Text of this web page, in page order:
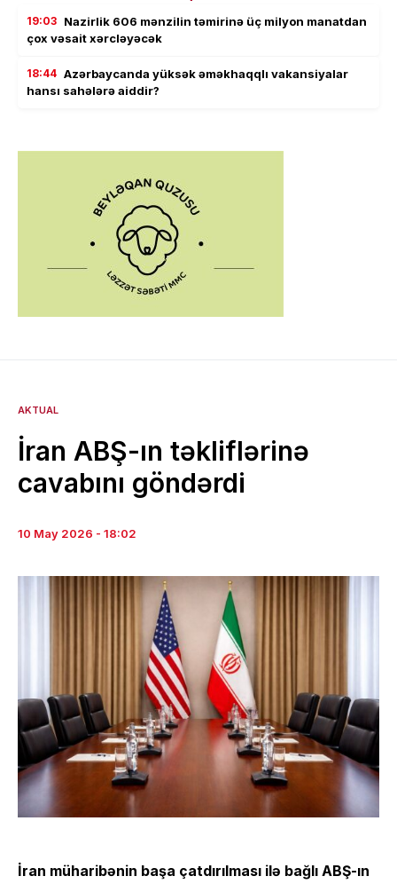
19:03 Nazirlik 606 mənzilin təmirinə üç milyon manatdan
çox vəsait xərcləyəcək
18:44 Azərbaycanda yüksək əməkhaqqlı vakansiyalar
hansı sahələrə aiddir?
AKTUAL
İran ABŞ-ın təkliflərinə
cavabını göndərdi
10 May 2026 - 18:02
İran müharibənin başa çatdırılması ilə bağlı ABŞ-ın